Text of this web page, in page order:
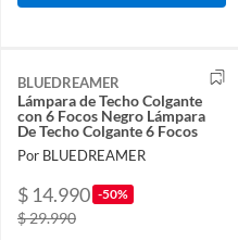
BLUEDREAMER
Lámpara de Techo Colgante
con 6 Focos Negro Lámpara
De Techo Colgante 6 Focos
Por BLUEDREAMER
$ 14.990 -50%
$ 29.990